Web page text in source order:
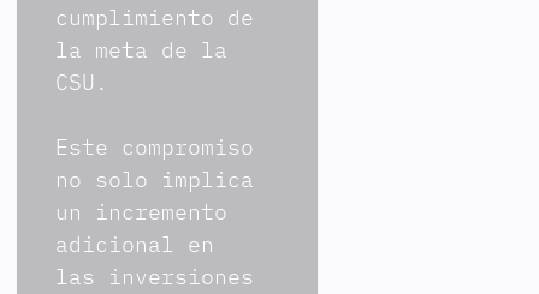
cumplimiento de
la meta de la
CSU.
Este compromiso
no solo implica
un incremento
adicional en
las inversiones